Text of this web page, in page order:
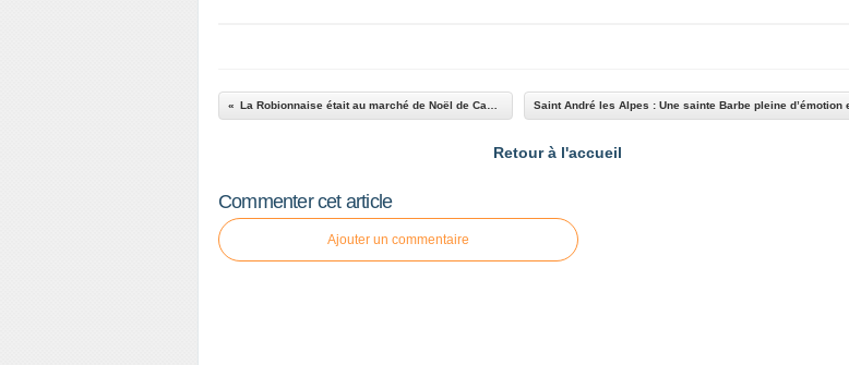
Retour à l'accueil
Commenter cet article
Ajouter un commentaire